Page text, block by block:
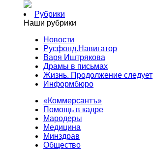
Рубрики
Наши рубрики
Новости
Русфонд.Навигатор
Варя Иштрякова
Драмы в письмах
Жизнь. Продолжение следует
Информбюро
«Коммерсантъ»
Помощь в кадре
Мародеры
Медицина
Минздрав
Общество